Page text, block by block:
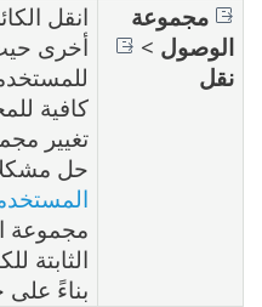
مجموعة
الوصول >
نقل
انقل
أخرى
كافية
تغيير
حل
مجموعة
الثابتة
بناءً